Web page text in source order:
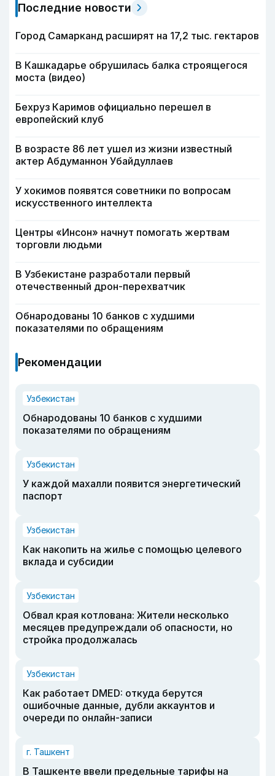
Последние новости
Город Самарканд расширят на 17,2 тыс. гектаров
В Кашкадарье обрушилась балка строящегося
моста (видео)
Бехруз Каримов официально перешел в
европейский клуб
В возрасте 86 лет ушел из жизни известный
актер Абдуманнон Убайдуллаев
У хокимов появятся советники по вопросам
искусственного интеллекта
Центры «Инсон» начнут помогать жертвам
торговли людьми
В Узбекистане разработали первый
отечественный дрон-перехватчик
Обнародованы 10 банков с худшими
показателями по обращениям
Рекомендации
Узбекистан
Обнародованы 10 банков с худшими
показателями по обращениям
Узбекистан
У каждой махалли появится энергетический
паспорт
Узбекистан
Как накопить на жилье с помощью целевого
вклада и субсидии
Узбекистан
Обвал края котлована: Жители несколько
месяцев предупреждали об опасности, но
стройка продолжалась
Узбекистан
Как работает DMED: откуда берутся
ошибочные данные, дубли аккаунтов и
очереди по онлайн-записи
г. Ташкент
В Ташкенте ввели предельные тарифы на